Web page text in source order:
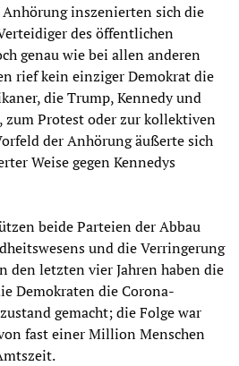
Anhörung inszenierten sich die
des öffentlichen
genau wie bei allen anderen
rief kein einziger Demokrat die
die Trump, Kennedy und
Protest oder zur kollektiven
der Anhörung äußerte sich
Weise gegen Kennedys
beide Parteien der Abbau
und die Verringerung
den letzten vier Jahren haben die
Demokraten die Corona-
gemacht; die Folge war
fast einer Million Menschen